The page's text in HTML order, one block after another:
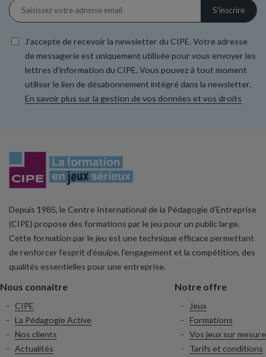
J’accepte de recevoir la newsletter du CIPE. Votre adresse
de messagerie est uniquement utilisée pour vous envoyer les
lettres d'information du CIPE. Vous pouvez à tout moment
utiliser le lien de désabonnement intégré dans la newsletter.
En savoir plus sur la gestion de vos données et vos droits
Depuis 1985, le Centre International de la Pédagogie d’Entreprise
(CIPE) propose des formations par le jeu pour un public large.
Cette formation par le jeu est une technique efficace permettant
de renforcer l’esprit d’équipe, l’engagement et la compétition, des
qualités essentielles pour une entreprise.
Nous connaitre
CIPE
La Pédagogie Active
Nos clients
Actualités
Notre offre
Jeux
Formations
Vos jeux sur mesure
Tarifs et conditions